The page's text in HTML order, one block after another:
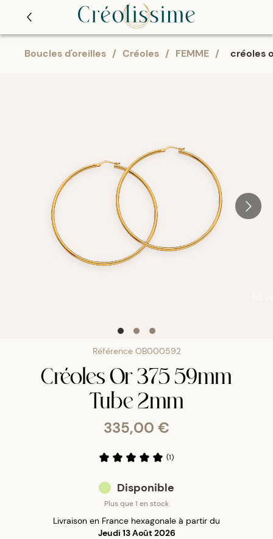
Boucles d'oreilles / Créoles / FEMME / créoles
Référence OB000592
Créoles Or 375 59mm
Tube 2mm
335,00 €
(1)
Disponible
Plus que 1 en stock
Livraison en France hexagonale à partir du
Jeudi 13 Août 2026